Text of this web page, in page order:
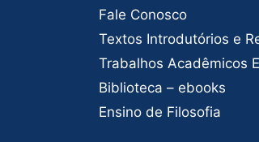
Fale Conosco
Textos Introdutórios e
Trabalhos Acadêmicos
Biblioteca – ebooks
Ensino de Filosofia